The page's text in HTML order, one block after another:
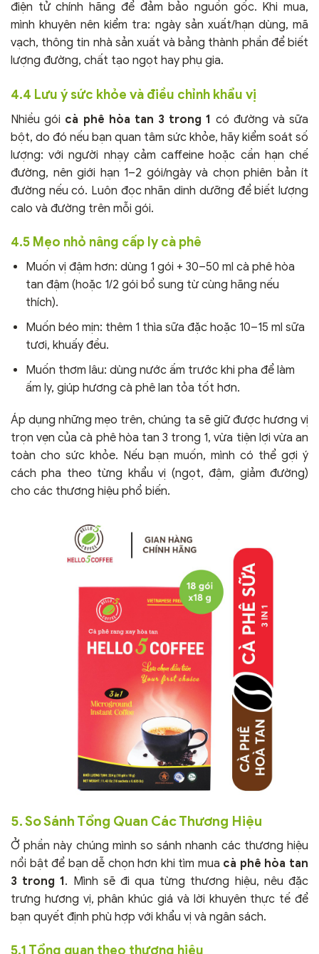
điện tử chính hãng để đảm bảo nguồn gốc. Khi mua,
mình khuyên nên kiểm tra: ngày sản xuất/hạn dùng, mã
vạch, thông tin nhà sản xuất và bảng thành phần để biết
lượng đường, chất tạo ngọt hay phụ gia.
4.4 Lưu ý sức khỏe và điều chỉnh khẩu vị
Nhiều gói cà phê hòa tan 3 trong 1 có đường và sữa
bột, do đó nếu bạn quan tâm sức khỏe, hãy kiểm soát số
lượng: với người nhạy cảm caffeine hoặc cần hạn chế
đường, nên giới hạn 1–2 gói/ngày và chọn phiên bản ít
đường nếu có. Luôn đọc nhãn dinh dưỡng để biết lượng
calo và đường trên mỗi gói.
4.5 Mẹo nhỏ nâng cấp ly cà phê
Muốn vị đậm hơn: dùng 1 gói + 30–50 ml cà phê hòa
tan đậm (hoặc 1/2 gói bổ sung từ cùng hãng nếu
thích).
Muốn béo mịn: thêm 1 thìa sữa đặc hoặc 10–15 ml sữa
tươi, khuấy đều.
Muốn thơm lâu: dùng nước ấm trước khi pha để làm
ấm ly, giúp hương cà phê lan tỏa tốt hơn.
Áp dụng những mẹo trên, chúng ta sẽ giữ được hương vị
trọn vẹn của cà phê hòa tan 3 trong 1, vừa tiện lợi vừa an
toàn cho sức khỏe. Nếu bạn muốn, mình có thể gợi ý
cách pha theo từng khẩu vị (ngọt, đậm, giảm đường)
cho các thương hiệu phổ biến.
5. So Sánh Tổng Quan Các Thương Hiệu
Ở phần này chúng mình so sánh nhanh các thương hiệu
nổi bật để bạn dễ chọn hơn khi tìm mua cà phê hòa tan
3 trong 1. Mình sẽ đi qua từng thương hiệu, nêu đặc
trưng hương vị, phân khúc giá và lời khuyên thực tế để
bạn quyết định phù hợp với khẩu vị và ngân sách.
5.1 Tổng quan theo thương hiệu